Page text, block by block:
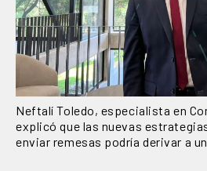
Neftalí Toledo, especialista en
explicó que las nuevas
enviar remesas podría derivar a